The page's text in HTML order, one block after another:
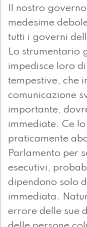
Il nostro
medesime
tutti i governi
Lo strumentario
impedisce loro
tempestive, che
comunicazione
importante,
immediate. Ce
praticamente
Parlamento per
esecutivi,
dipendono solo
immediata.
errore delle sue